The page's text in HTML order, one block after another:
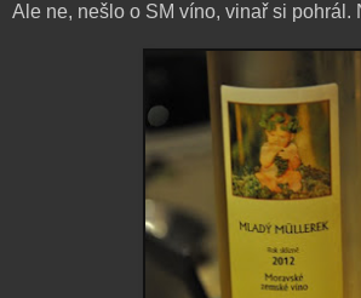
Ale ne, nešlo o SM víno, vinař si pohrál.